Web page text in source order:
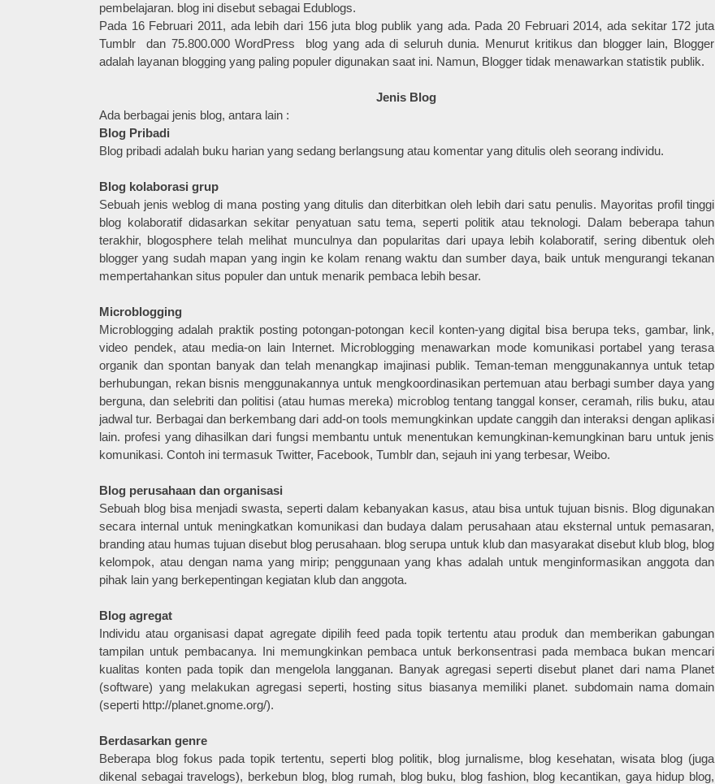
pembelajaran. blog ini disebut sebagai Edublogs.
Pada 16 Februari 2011, ada lebih dari 156 juta blog publik yang ada. Pada 20 Februari 2014, ada sekitar 172 juta
Tumblr dan 75.800.000 WordPress blog yang ada di seluruh dunia. Menurut kritikus dan blogger lain, Blogger
adalah layanan blogging yang paling populer digunakan saat ini. Namun, Blogger tidak menawarkan statistik publik.
Jenis Blog
Ada berbagai jenis blog, antara lain :
Blog Pribadi
Blog pribadi adalah buku harian yang sedang berlangsung atau komentar yang ditulis oleh seorang individu.
Blog kolaborasi grup
Sebuah jenis weblog di mana posting yang ditulis dan diterbitkan oleh lebih dari satu penulis. Mayoritas profil tinggi
blog kolaboratif didasarkan sekitar penyatuan satu tema, seperti politik atau teknologi. Dalam beberapa tahun
terakhir, blogosphere telah melihat munculnya dan popularitas dari upaya lebih kolaboratif, sering dibentuk oleh
blogger yang sudah mapan yang ingin ke kolam renang waktu dan sumber daya, baik untuk mengurangi tekanan
mempertahankan situs populer dan untuk menarik pembaca lebih besar.
Microblogging
Microblogging adalah praktik posting potongan-potongan kecil konten-yang digital bisa berupa teks, gambar, link,
video pendek, atau media-on lain Internet. Microblogging menawarkan mode komunikasi portabel yang terasa
organik dan spontan banyak dan telah menangkap imajinasi publik. Teman-teman menggunakannya untuk tetap
berhubungan, rekan bisnis menggunakannya untuk mengkoordinasikan pertemuan atau berbagi sumber daya yang
berguna, dan selebriti dan politisi (atau humas mereka) microblog tentang tanggal konser, ceramah, rilis buku, atau
jadwal tur. Berbagai dan berkembang dari add-on tools memungkinkan update canggih dan interaksi dengan aplikasi
lain. profesi yang dihasilkan dari fungsi membantu untuk menentukan kemungkinan-kemungkinan baru untuk jenis
komunikasi. Contoh ini termasuk Twitter, Facebook, Tumblr dan, sejauh ini yang terbesar, Weibo.
Blog perusahaan dan organisasi
Sebuah blog bisa menjadi swasta, seperti dalam kebanyakan kasus, atau bisa untuk tujuan bisnis. Blog digunakan
secara internal untuk meningkatkan komunikasi dan budaya dalam perusahaan atau eksternal untuk pemasaran,
branding atau humas tujuan disebut blog perusahaan. blog serupa untuk klub dan masyarakat disebut klub blog, blog
kelompok, atau dengan nama yang mirip; penggunaan yang khas adalah untuk menginformasikan anggota dan
pihak lain yang berkepentingan kegiatan klub dan anggota.
Blog agregat
Individu atau organisasi dapat agregate dipilih feed pada topik tertentu atau produk dan memberikan gabungan
tampilan untuk pembacanya. Ini memungkinkan pembaca untuk berkonsentrasi pada membaca bukan mencari
kualitas konten pada topik dan mengelola langganan. Banyak agregasi seperti disebut planet dari nama Planet
(software) yang melakukan agregasi seperti, hosting situs biasanya memiliki planet. subdomain nama domain
(seperti http://planet.gnome.org/).
Berdasarkan genre
Beberapa blog fokus pada topik tertentu, seperti blog politik, blog jurnalisme, blog kesehatan, wisata blog (juga
dikenal sebagai travelogs), berkebun blog, blog rumah, blog buku, blog fashion, blog kecantikan, gaya hidup blog,